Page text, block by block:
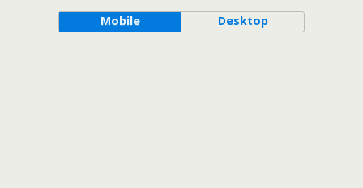
Mobile Desktop